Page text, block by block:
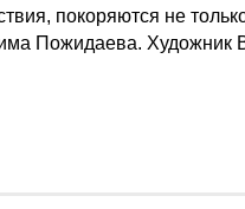
покоряются не
Пожидаева. Художник